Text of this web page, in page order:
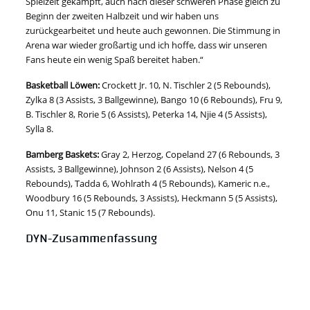
Beginn der zweiten Halbzeit und wir haben uns
zurückgearbeitet und heute auch gewonnen. Die Stimmung in
Arena war wieder großartig und ich hoffe, dass wir unseren
Fans heute ein wenig Spaß bereitet haben.“
Basketball Löwen:Crockett Jr. 10, N. Tischler 2 (5 Rebounds),
Zylka 8 (3 Assists, 3 Ballgewinne), Bango 10 (6 Rebounds), Fru 9,
B. Tischler 8, Rorie 5 (6 Assists), Peterka 14, Njie 4 (5 Assists),
Sylla 8.
Bamberg Baskets:Gray 2, Herzog, Copeland 27 (6 Rebounds, 3
Assists, 3 Ballgewinne), Johnson 2 (6 Assists), Nelson 4 (5
Rebounds), Tadda 6, Wohlrath 4 (5 Rebounds), Kameric n.e.,
Woodbury 16 (5 Rebounds, 3 Assists), Heckmann 5 (5 Assists),
Onu 11, Stanic 15 (7 Rebounds).
DYN-Zusammenfassung